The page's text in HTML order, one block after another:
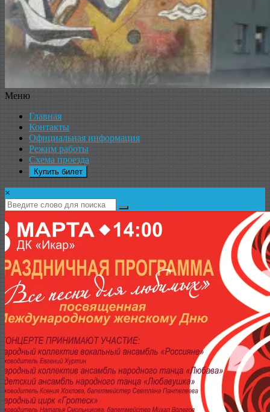
ИКАР
Меню
Главная
Контакты
Официальная информация
Режим работы
Схема проезда
Купить билет
×